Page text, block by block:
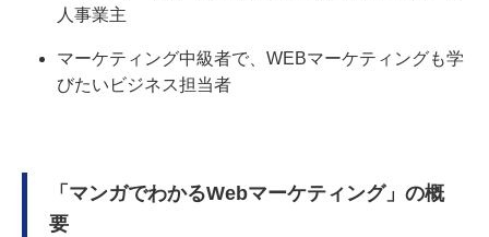
人事業主
マーケティング中級者で、WEBマーケティングも学
びたいビジネス担当者
「マンガでわかるWebマーケティング」の概
要